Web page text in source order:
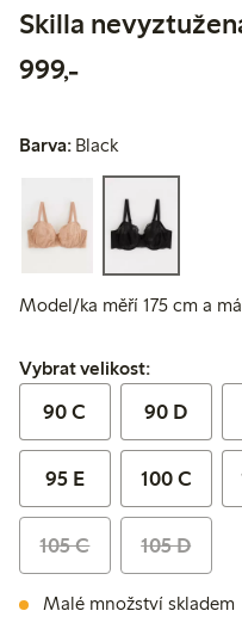
Skilla
999,-999,00 Kč
Barva: Black
Model/ka měří 175 cm a
Vybrat velikost:
Vybrat velikost:
90 C 90 D
95 E 100 C
105 C 105 D
Malé množství skladem